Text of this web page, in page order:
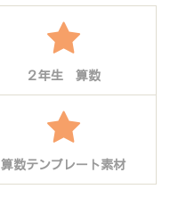
２年生 算数
算数テンプレート素材